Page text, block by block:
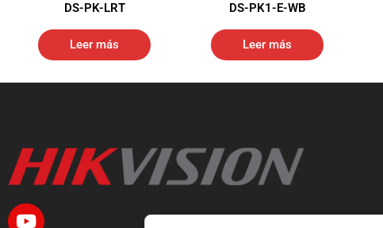
DS-PK-LRT
Leer más
DS-PK1-E-WB
Leer más